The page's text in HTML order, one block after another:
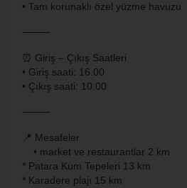
• Tam korunaklı özel yüzme havuzu
⸻
⏰ Giriş – Çıkış Saatleri
• Giriş saati: 16.00
• Çıkış saati: 10.00
⸻
📍 Mesafeler
• market ve restaurantlar 2 km
* Patara Kum Tepeleri 13 km
* ⁠Karadere plajı 15 km